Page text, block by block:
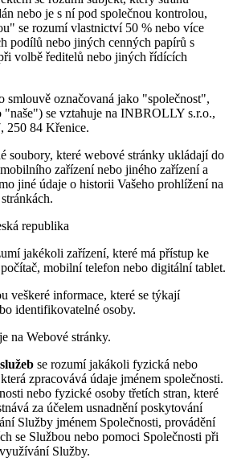
nebo je s ní pod společnou kontrolou,
se rozumí vlastnictví 50 % nebo více
podílů nebo jiných cenných papírů s
volbě ředitelů nebo jiných řídících
smlouvě označovaná jako "společnost",
se vztahuje na INBROLLY s.r.o.,
250 84 Křenice.
soubory, které webové stránky ukládají do
zařízení nebo jiného zařízení a
jiné údaje o historii Vašeho prohlížení na
republika
jakékoli zařízení, které má přístup ke
mobilní telefon nebo digitální tablet.
veškeré informace, které se týkají
identifikovatelné osoby.
na Webové stránky.
se rozumí jakákoli fyzická nebo
zpracovává údaje jménem společnosti.
nebo fyzické osoby třetích stran, které
za účelem usnadnění poskytování
Služby jménem Společnosti, provádění
se Službou nebo pomoci Společnosti při
Služby.